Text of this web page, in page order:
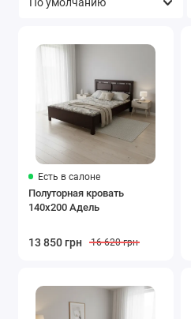
Есть в салоне
Полуторная кровать
140x200 Адель
13 850 грн 16 620 грн